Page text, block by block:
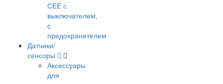
СЕЕ с
выключателем,
с
предохранителем
Датчики/
сенсоры
Аксессуары
для